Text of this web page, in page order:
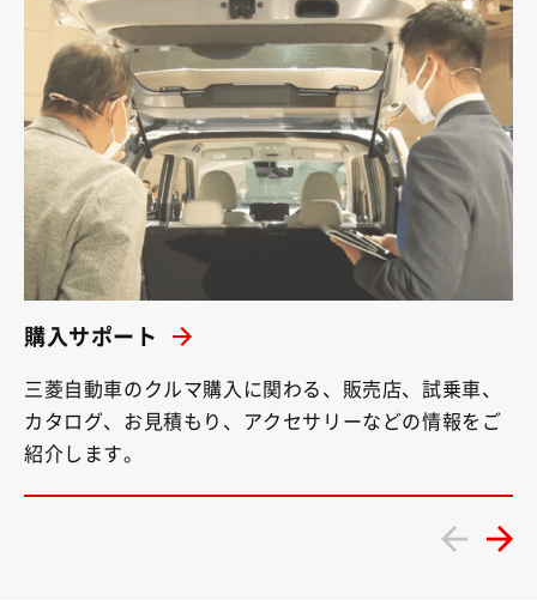
購入サポート
三菱自動車のクルマ購入に関わる、販売店、試乗車、
カタログ、お見積もり、アクセサリーなどの情報をご
紹介します。